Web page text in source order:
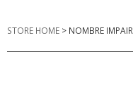
STORE HOME > NOMBRE IMPAIR